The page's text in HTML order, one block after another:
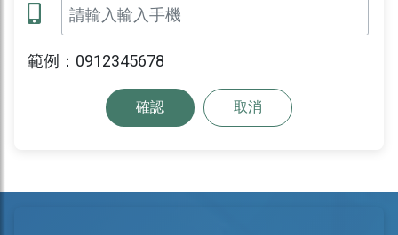
範例：0912345678
確認 取消